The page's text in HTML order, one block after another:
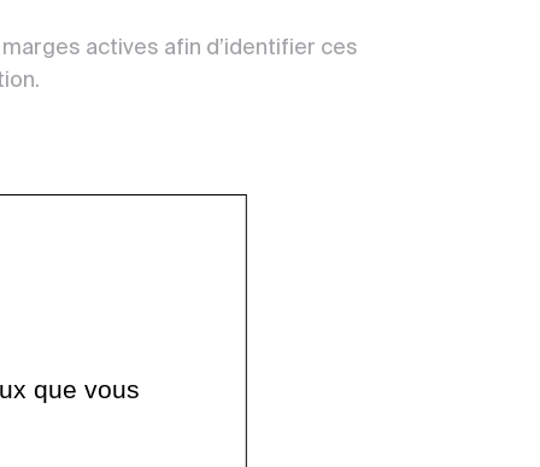
actives afin d’identifier ces
que vous